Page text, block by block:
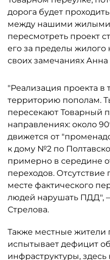
дорога будет
между нашими
пересмотреть проект
его за пределы жилого
своих замечаниях
"Реализация проекта в
территорию пополам.
пересекают Товарный
направлениях: около
движется от
к дому №2 по
примерно в середине
переходов.
месте фактического
людей нарушать ПДД",
Стрелова.
Также местные жители
испытывает дефицит
инфраструктуры, здесь